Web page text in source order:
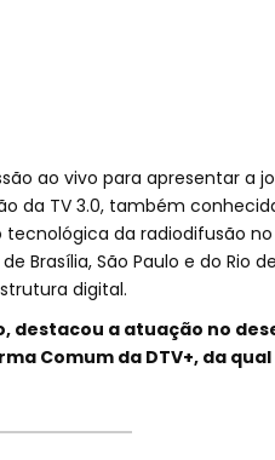
ao vivo para apresentar a
da TV 3.0, também
da radiodifusão no
Brasília, São Paulo e do Rio
digital.
destacou a atuação no
Comum da DTV+, da